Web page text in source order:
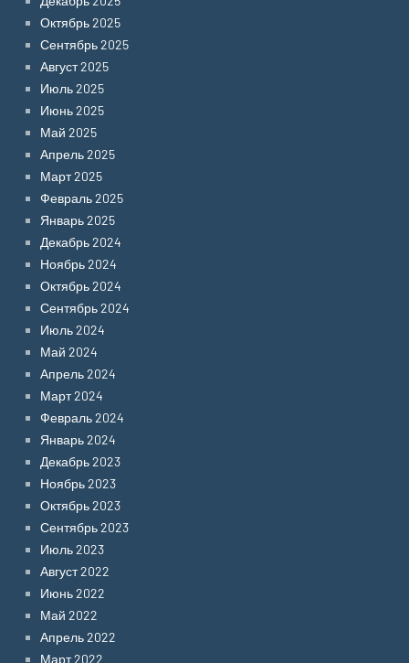
Октябрь 2025
Сентябрь 2025
Август 2025
Июль 2025
Июнь 2025
Май 2025
Апрель 2025
Март 2025
Февраль 2025
Январь 2025
Декабрь 2024
Ноябрь 2024
Октябрь 2024
Сентябрь 2024
Июль 2024
Май 2024
Апрель 2024
Март 2024
Февраль 2024
Январь 2024
Декабрь 2023
Ноябрь 2023
Октябрь 2023
Сентябрь 2023
Июль 2023
Август 2022
Июнь 2022
Май 2022
Апрель 2022
Март 2022